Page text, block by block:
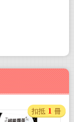
扣抵 1 冊